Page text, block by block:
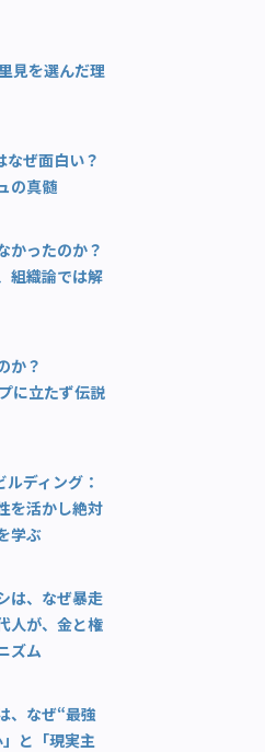
見を選んだ理
なぜ面白い？
の真髄
かったのか？
組織論では解
か？
に立たず伝説
ディング：
を活かし絶対
学ぶ
は、なぜ暴走
人が、金と権
ズム
、なぜ“最強
と「現実主